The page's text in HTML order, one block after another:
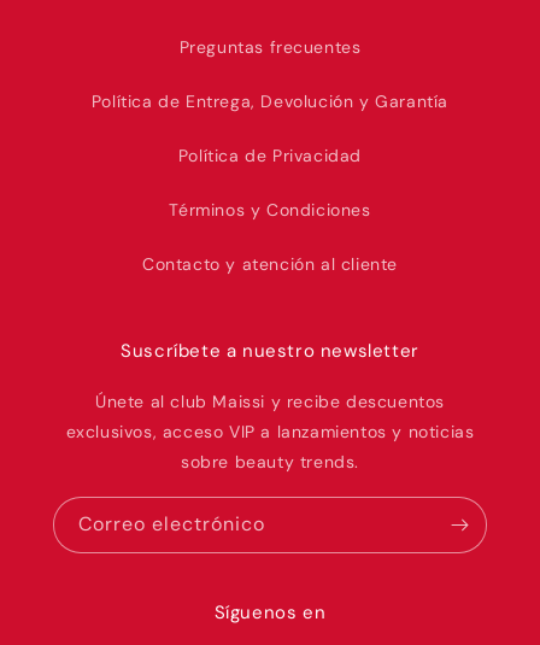
Preguntas frecuentes
Política de Entrega, Devolución y Garantía
Política de Privacidad
Términos y Condiciones
Contacto y atención al cliente
Suscríbete a nuestro newsletter
Únete al club Maissi y recibe descuentos
exclusivos, acceso VIP a lanzamientos y noticias
sobre beauty trends.
Correo electrónico
Síguenos en